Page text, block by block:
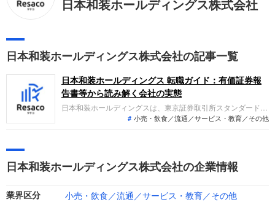
日本和装ホールディングス株式会社
日本和装ホールディングス株式会社の記事一覧
日本和装ホールディングス 転職ガイド：有価証券報
告書等から読み解く会社の実態
日本和装ホールディングスは、東京証券取引所スタンダード市
場に上場し、和服や和装品の販売仲介を行うきもの関連事業を
主力とする企業です。無料きもの着付け教室を通じて需要を創
収減益となりました。
小売・飲食／流通／サービス・教育／その他
日本和装ホールディングス株式会社の企業情報
業界区分 小売・飲食／流通／サービス・教育／その他